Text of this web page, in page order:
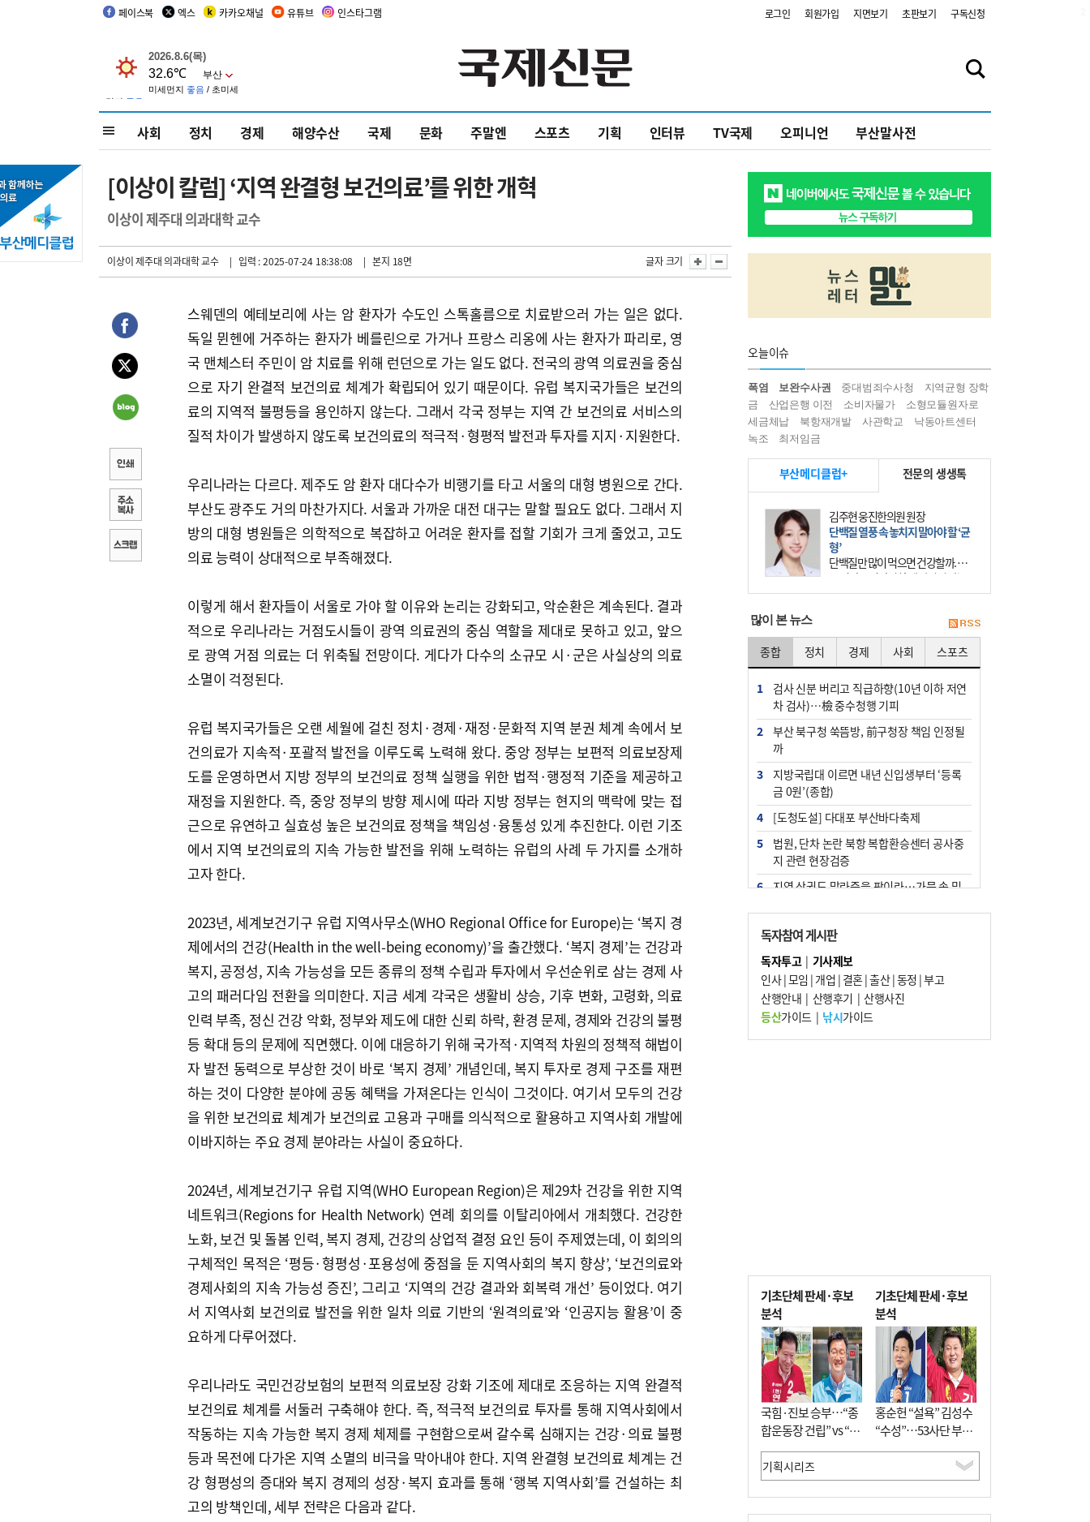
페이스북 엑스 카카오채널 유튜브 인스타그램 로그인 회원가입 지면보기 초판보기 구독신청
사회 정치 경제 해양수산 국제 문화 주말엔 스포츠 기획 인터뷰 TV국제 오피니언 부산말사전
[이상이 칼럼] ‘지역 완결형 보건의료’를 위한 개혁
이상이 제주대 의과대학 교수
이상이 제주대 의과대학 교수 | 입력 : 2025-07-24 18:38:08 | 본지 18면 글자 크기
스웨덴의 예테보리에 사는 암 환자가 수도인 스톡홀름으로 치료받으러 가는 일은 없다.
독일 뮌헨에 거주하는 환자가 베를린으로 가거나 프랑스 리옹에 사는 환자가 파리로, 영
국 맨체스터 주민이 암 치료를 위해 런던으로 가는 일도 없다. 전국의 광역 의료권을 중심
으로 자기 완결적 보건의료 체계가 확립되어 있기 때문이다. 유럽 복지국가들은 보건의
료의 지역적 불평등을 용인하지 않는다. 그래서 각국 정부는 지역 간 보건의료 서비스의
질적 차이가 발생하지 않도록 보건의료의 적극적·형평적 발전과 투자를 지지·지원한다.
우리나라는 다르다. 제주도 암 환자 대다수가 비행기를 타고 서울의 대형 병원으로 간다.
부산도 광주도 거의 마찬가지다. 서울과 가까운 대전 대구는 말할 필요도 없다. 그래서 지
방의 대형 병원들은 의학적으로 복잡하고 어려운 환자를 접할 기회가 크게 줄었고, 고도
의료 능력이 상대적으로 부족해졌다.
이렇게 해서 환자들이 서울로 가야 할 이유와 논리는 강화되고, 악순환은 계속된다. 결과
적으로 우리나라는 거점도시들이 광역 의료권의 중심 역할을 제대로 못하고 있고, 앞으
로 광역 거점 의료는 더 위축될 전망이다. 게다가 다수의 소규모 시·군은 사실상의 의료
소멸이 걱정된다.
유럽 복지국가들은 오랜 세월에 걸친 정치·경제·재정·문화적 지역 분권 체계 속에서 보
건의료가 지속적·포괄적 발전을 이루도록 노력해 왔다. 중앙 정부는 보편적 의료보장제
도를 운영하면서 지방 정부의 보건의료 정책 실행을 위한 법적·행정적 기준을 제공하고
재정을 지원한다. 즉, 중앙 정부의 방향 제시에 따라 지방 정부는 현지의 맥락에 맞는 접
근으로 유연하고 실효성 높은 보건의료 정책을 책임성·융통성 있게 추진한다. 이런 기조
에서 지역 보건의료의 지속 가능한 발전을 위해 노력하는 유럽의 사례 두 가지를 소개하
고자 한다.
2023년, 세계보건기구 유럽 지역사무소(WHO Regional Office for Europe)는 ‘복지 경
제에서의 건강(Health in the well-being economy)’을 출간했다. ‘복지 경제’는 건강과
복지, 공정성, 지속 가능성을 모든 종류의 정책 수립과 투자에서 우선순위로 삼는 경제 사
고의 패러다임 전환을 의미한다. 지금 세계 각국은 생활비 상승, 기후 변화, 고령화, 의료
인력 부족, 정신 건강 악화, 정부와 제도에 대한 신뢰 하락, 환경 문제, 경제와 건강의 불평
등 확대 등의 문제에 직면했다. 이에 대응하기 위해 국가적·지역적 차원의 정책적 해법이
자 발전 동력으로 부상한 것이 바로 ‘복지 경제’ 개념인데, 복지 투자로 경제 구조를 재편
하는 것이 다양한 분야에 공동 혜택을 가져온다는 인식이 그것이다. 여기서 모두의 건강
을 위한 보건의료 체계가 보건의료 고용과 구매를 의식적으로 활용하고 지역사회 개발에
이바지하는 주요 경제 분야라는 사실이 중요하다.
2024년, 세계보건기구 유럽 지역(WHO European Region)은 제29차 건강을 위한 지역
네트워크(Regions for Health Network) 연례 회의를 이탈리아에서 개최했다. 건강한
노화, 보건 및 돌봄 인력, 복지 경제, 건강의 상업적 결정 요인 등이 주제였는데, 이 회의의
구체적인 목적은 ‘평등·형평성·포용성에 중점을 둔 지역사회의 복지 향상’, ‘보건의료와
경제사회의 지속 가능성 증진’, 그리고 ‘지역의 건강 결과와 회복력 개선’ 등이었다. 여기
서 지역사회 보건의료 발전을 위한 일차 의료 기반의 ‘원격의료’와 ‘인공지능 활용’이 중
요하게 다루어졌다.
우리나라도 국민건강보험의 보편적 의료보장 강화 기조에 제대로 조응하는 지역 완결적
보건의료 체계를 서둘러 구축해야 한다. 즉, 적극적 보건의료 투자를 통해 지역사회에서
작동하는 지속 가능한 복지 경제 체제를 구현함으로써 갈수록 심해지는 건강·의료 불평
등과 목전에 다가온 지역 소멸의 비극을 막아내야 한다. 지역 완결형 보건의료 체계는 건
강 형평성의 증대와 복지 경제의 성장·복지 효과를 통해 ‘행복 지역사회’를 건설하는 최
고의 방책인데, 세부 전략은 다음과 같다.
오늘이슈
폭염 보완수사권 중대범죄수사청
지역균형 장학
금
산업은행 이전 소비자물가
소형모듈원자로
세금체납
북항재개발 사관학교
낙동아트센터
녹조
최저임금
부산메디클럽+ 전문의 생생톡
김주현 웅진한의원 원장
단백질 열풍 속 놓치지 말아야 할 ‘균
형’
단백질만 많이 먹으면 건강할까. 요
즘 건강을 이야기할 때 빠지지 않는
키워드가 단백질이다. 헬스장을 다니
많이 본 뉴스
종합 정치 경제 사회 스포츠
1
검사 신분 버리고 직급하향(10년 이하 저연
차 검사)…檢 중수청행 기피
2
부산 북구청 쑥뜸방, 前구청장 책임 인정될
까
3
지방국립대 이르면 내년 신입생부터 ‘등록
금 0원’(종합)
4
[도청도설] 다대포 부산바다축제
5
법원, 단차 논란 북항 복합환승센터 공사중
지 관련 현장검증
6
지역 상권도 말라죽을 판이라…가뭄 속 밀
7
통영시민 추석 전 35만 원 받는다
8
해양수산부 신청사 북항재개발 부지에 짓
는다
9
부산 철강공장 50대 노동자 추락사
10 국힘 부산시당, ‘정이한 조력’ 시의원 윤리
위에…‘한동훈 지지’도 신고접수
독자참여 게시판
독자투고| 기사제보
인사|모임 | 개업 | 결혼|출산|동정 |부고
산행안내 | 산행후기 | 산행사진
등산가이드| 낚시가이드
기초단체 판세·후보
분석
국힘·진보 승부…“종
합운동장 건립” vs “출
근 공공버스 도입”
기초단체 판세·후보
분석
홍순헌 “설욕” 김성수
“수성”…53사단 부지
개발엔 한 목소리